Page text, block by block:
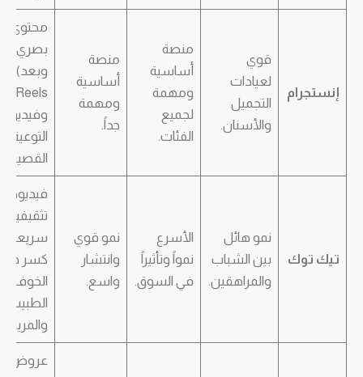
إنستجرام
قوي
لعيادات
التجميل
والأسنان.
منصة
أساسية
ومهمة
لجميع
الفئات.
منصة
أساسية
ومهمة
جداً.
محتوى
بصري
وبعد)،
Reels
التوعية
القصيرة.
تيك توك
نمو هائل
بين الشباب
والمراهقين.
الأسرع
نمواً وتأثيراً
في السوق.
نمو قوي
وانتشار
واسع.
تثقيفية
سريعة،
كسر
الخوف
الطبيب
عروض